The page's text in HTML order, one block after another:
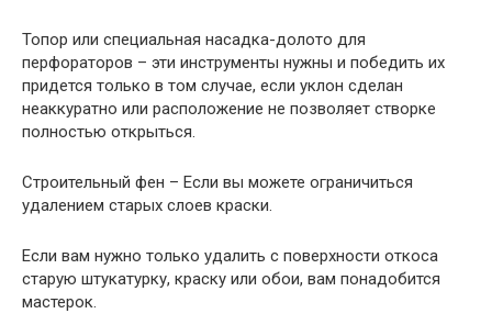
Топор или специальная насадка-долото для
перфораторов – эти инструменты нужны и победить их
придется только в том случае, если уклон сделан
неаккуратно или расположение не позволяет створке
полностью открыться.
Строительный фен – Если вы можете ограничиться
удалением старых слоев краски.
Если вам нужно только удалить с поверхности откоса
старую штукатурку, краску или обои, вам понадобится
мастерок.